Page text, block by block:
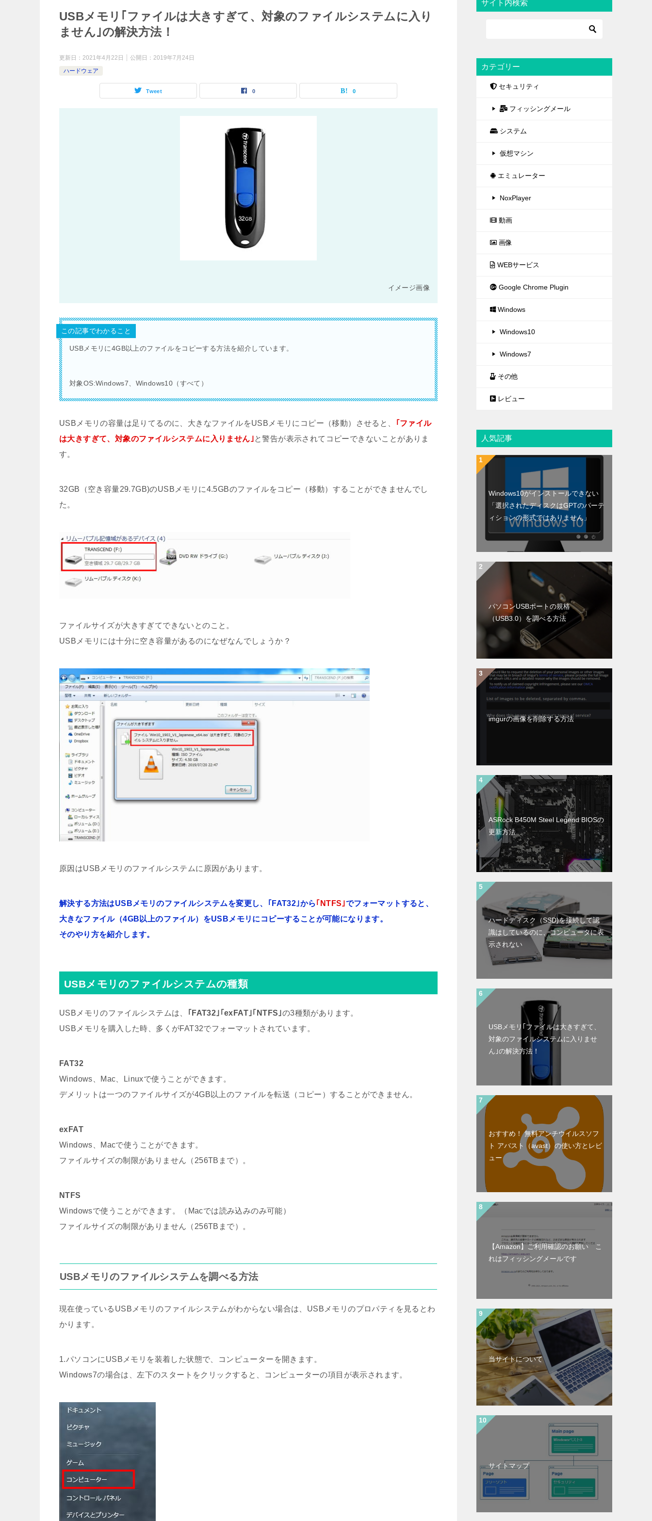
USBメモリ｢ファイルは大きすぎて、対象のファイルシステムに入り
ません｣の解決方法！
更新日： 2021年4月22日 公開日： 2019年7月24日
ハードウェア
Tweet 0 0
イメージ画像
この記事でわかること
USBメモリに4GB以上のファイルをコピーする方法を紹介しています。
対象OS:Windows7、Windows10（すべて）
USBメモリの容量は足りてるのに、大きなファイルをUSBメモリにコピー（移動）させると、
｢ファイル
は大きすぎて、対象のファイルシステムに入りません｣と警告が表示されてコピーできないことがありま
す。
32GB（空き容量29.7GB)のUSBメモリに4.5GBのファイルをコピー（移動）することができませんでし
た。
ファイルサイズが大きすぎてできないとのこと。
USBメモリには十分に空き容量があるのになぜなんでしょうか？
原因はUSBメモリのファイルシステムに原因があります。
解決する方法はUSBメモリのファイルシステムを変更し、｢FAT32｣から ｢NTFS｣でフォーマットすると、
大きなファイル（4GB以上のファイル）をUSBメモリにコピーすることが可能になります。
そのやり方を紹介します。
USBメモリのファイルシステムの種類
USBメモリのファイルシステムは、 ｢FAT32｣｢exFAT｣｢NTFS｣の3種類があります。
USBメモリを購入した時、多くがFAT32でフォーマットされています。
FAT32
Windows、Mac、Linuxで使うことができます。
デメリットは一つのファイルサイズが4GB以上のファイルを転送（コピー）することができません。
exFAT
Windows、Macで使うことができます。
ファイルサイズの制限がありません（256TBまで）。
NTFS
Windowsで使うことができます。（Macでは読み込みのみ可能）
ファイルサイズの制限がありません（256TBまで）。
USBメモリのファイルシステムを調べる方法
現在使っているUSBメモリのファイルシステムがわからない場合は、USBメモリのプロパティを見るとわ
かります。
1.パソコンにUSBメモリを装着した状態で、コンピューターを開きます。
Windows7の場合は、左下のスタートをクリックすると、コンピューターの項目が表示されます。
サイト内検索
カテゴリー
セキュリティ
フィッシングメール
システム
仮想マシン
エミュレーター
NoxPlayer
動画
画像
WEBサービス
Google Chrome Plugin
Windows
Windows10
Windows7
その他
レビュー
人気記事
Windows10がインストールできない
「選択されたディスクはGPTのパーテ
ィションの形式ではありません」
パソコンUSBポートの規格
（USB3.0）を調べる方法
imgurの画像を削除する方法
ASRock B450M Steel Legend BIOSの
更新方法
ハードディスク（SSD)を接続して認
識はしているのに、コンピュータに表
示されない
USBメモリ｢ファイルは大きすぎて、
対象のファイルシステムに入りませ
ん｣の解決方法！
おすすめ！ 無料アンチウイルスソフ
ト アバスト（avast）の使い方とレビ
ュー
【Amazon】ご利用確認のお願い こ
れはフィッシングメールです
当サイトについて
サイトマップ